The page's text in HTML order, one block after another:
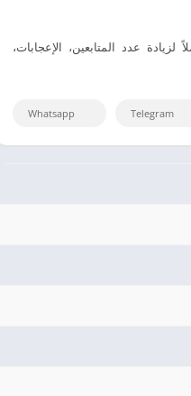
2026 يعتبر تطبيقًا متكاملاً لزيادة عدد المتابعين، الإعجابات،
Telegram
Whatsapp